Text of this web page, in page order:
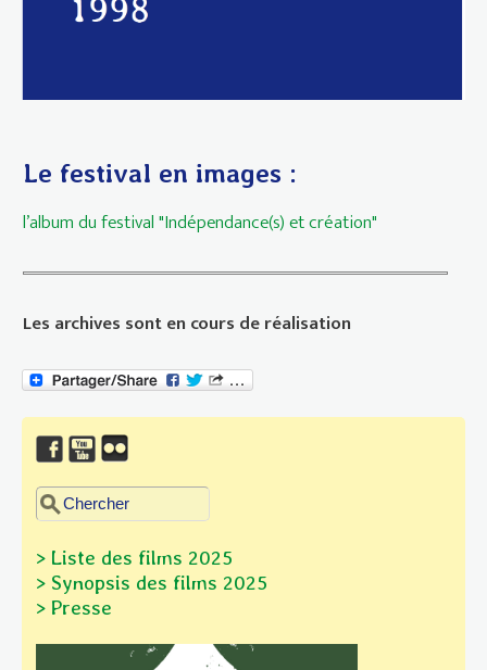
Le festival en images :
l’album du festival "Indépendance(s) et création"
Les archives sont en cours de réalisation
Formulaire de recherche
Chercher dans ce site
> Liste des films 2025
> Synopsis des films 2025
> Presse